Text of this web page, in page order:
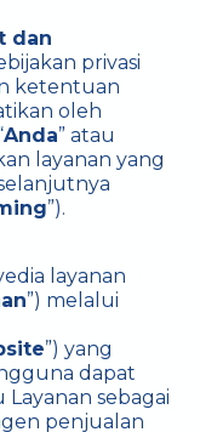
dan
privasi
ketentuan
oleh
Anda” atau
layanan yang
”).
layanan
”) melalui
”) yang
dapat
sebagai
penjualan